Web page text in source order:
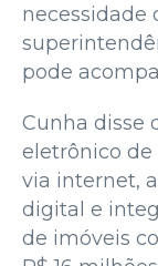
necessidade
pode
Cunha disse
eletrônico de
via internet,
digital e
de imóveis